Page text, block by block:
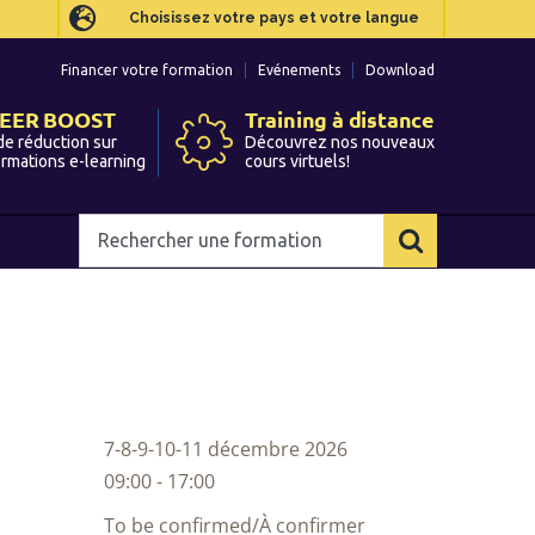
Choisissez votre pays et votre langue
Financer votre formation Evénements Download
BOOST
réduction sur
e-learning
Training à distance
Découvrez nos nouveaux
cours virtuels!
Rechercher
une
Choisissez votre pays et votre langue
Financer votre formation Evénements Download
BOOST
réduction sur
e-learning
Training à distance
Découvrez nos nouveaux
cours virtuels!
Rechercher
une
7-8-9-10-11 décembre 2026
09:00 - 17:00
To be confirmed/À confirmer